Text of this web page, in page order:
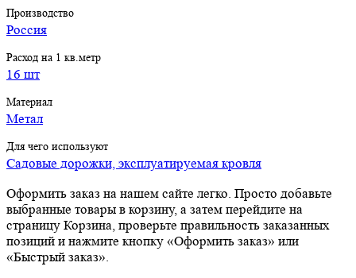
Производство
Россия
Расход на 1 кв.метр
16 шт
Материал
Метал
Для чего используют
Садовые дорожки, эксплуатируемая кровля
Оформить заказ на нашем сайте легко. Просто добавьте
выбранные товары в корзину, а затем перейдите на
страницу Корзина, проверьте правильность заказанных
позиций и нажмите кнопку «Оформить заказ» или
«Быстрый заказ».